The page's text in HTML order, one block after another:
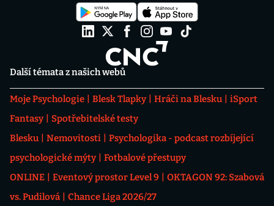
Další témata z našich webů
Moje Psychologie Blesk Tlapky Hráči na Blesku
iSport
Fantasy
Spotřebitelské testy
Blesku
Nemovitosti
Psychologika - podcast rozbíjející
psychologické mýty
Fotbalové přestupy
ONLINE
Eventový prostor Level 9
OKTAGON 92: Szabová
vs. Pudilová
Chance Liga 2026/27